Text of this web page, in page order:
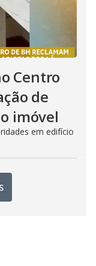
Centro
de
imóvel
em edifício